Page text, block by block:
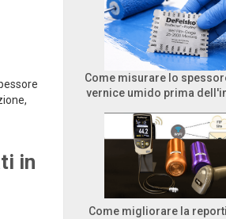
in
Come misurare lo
vernice umido prima
Come migliorare la